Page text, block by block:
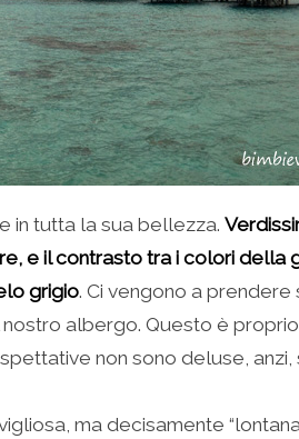
in tutta la sua bellezza.
e il contrasto tra i colori della
grigio. Ci vengono a prendere
albergo. Questo è
non sono deluse, anzi,
ma decisamente